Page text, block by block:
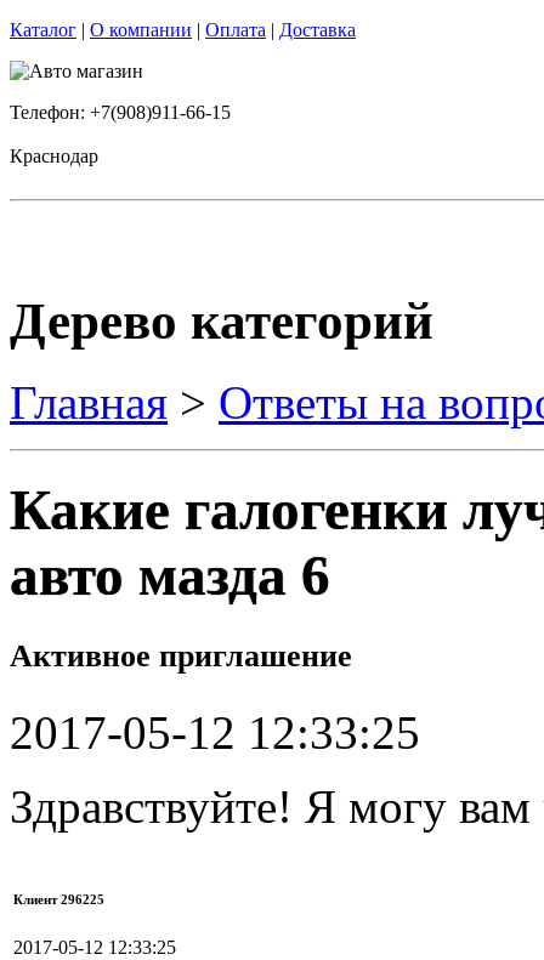
Каталог | О компании | Оплата | Доставка
Телефон: +7(908)911-66-15
Краснодар
Дерево категорий
Главная > Ответы на
Какие галогенки
авто мазда 6
Активное приглашение
2017-05-12 12:33:25
Здравствуйте! Я могу
Клиент 296225
2017-05-12 12:33:25